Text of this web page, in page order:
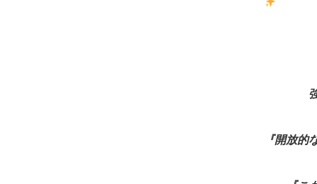
強靭な
『開放的